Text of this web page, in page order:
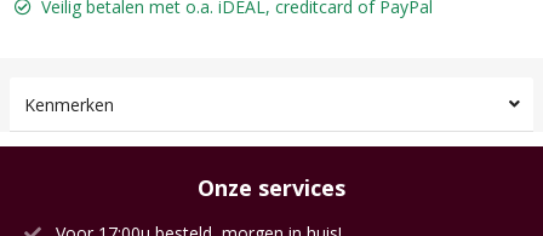
Veilig betalen met o.a. iDEAL, creditcard of PayPal
Kenmerken
Onze services